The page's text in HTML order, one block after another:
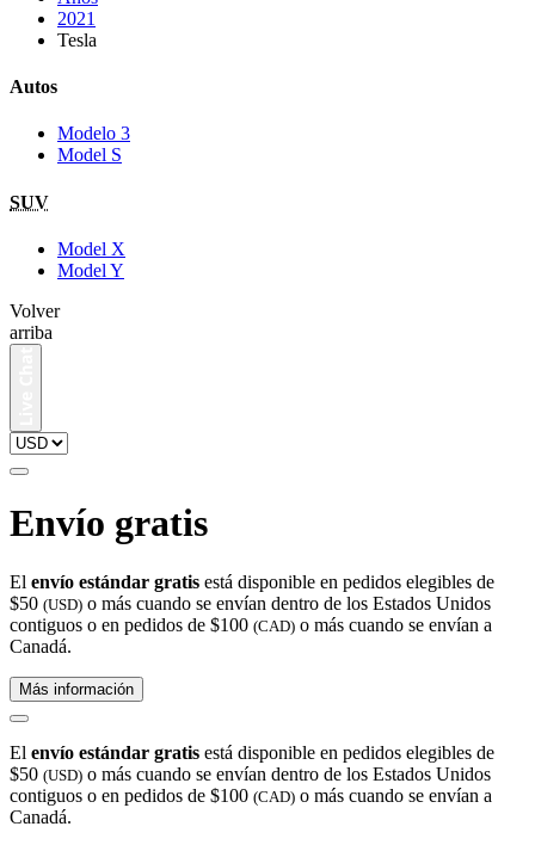
2021
Tesla
Autos
Modelo 3
Model S
SUV
Model X
Model Y
Volver
arriba
Envío gratis
El envío estándar gratis está disponible en pedidos elegibles de
$50 (USD) o más cuando se envían dentro de los Estados Unidos
contiguos o en pedidos de $100 (CAD) o más cuando se envían a
Canadá.
Más información
El envío estándar gratis está disponible en pedidos elegibles de
$50 (USD) o más cuando se envían dentro de los Estados Unidos
contiguos o en pedidos de $100 (CAD) o más cuando se envían a
Canadá.